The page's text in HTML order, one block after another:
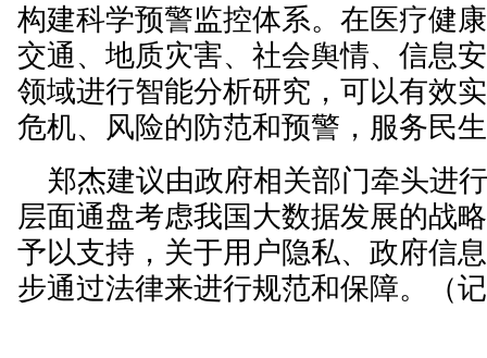
构建科学预警监控体系。在医疗健
交通、地质灾害、社会舆情、信息
领域进行智能分析研究，可以有效
危机、风险的防范和预警，服务民
郑杰建议由政府相关部门牵头进
层面通盘考虑我国大数据发展的战
予以支持，关于用户隐私、政府信
步通过法律来进行规范和保障。（